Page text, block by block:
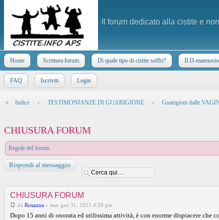
Il forum dedicato alla cistite e
Home Scrittura forum Di quale tipo di cistite soffri? Il D-mannosio
FAQ Iscriviti Login
Indice ‹ TESTIMONIANZE DI GUARIGIONE ‹ Guarigioni dalle
CHIUSURA FORUM
Regole del forum
Rispondi al messaggio
CHIUSURA FORUM
da Rosanna » mar gen 31, 2023 4:59 pm
Dopo 15 anni di onorata ed utilissima attività, è con enorme dispiacere che